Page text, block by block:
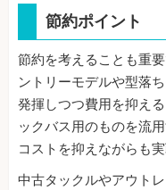
節約ポイント
節約を考えることも重
ントリーモデルや型落
発揮しつつ費用を抑え
ックバス用のものを流
コストを抑えながらも
中古タックルやアウト